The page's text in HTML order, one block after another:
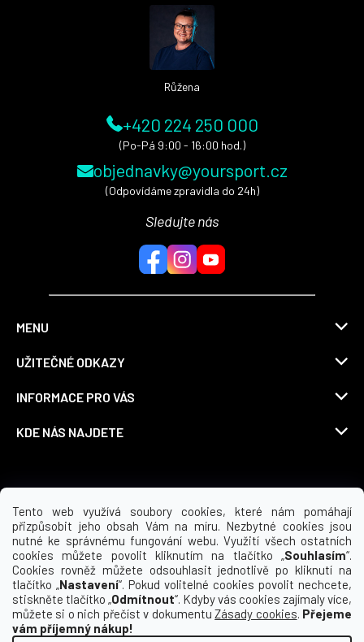
Tento web využívá soubory cookies, které nám pomáhají
přizpůsobit jeho obsah Vám na míru. Nezbytné cookies jsou
nutné ke správnému fungování webu. Využití všech ostatních
cookies můžete povolit kliknutím na tlačítko „Souhlasím“.
Cookies rovněž můžete odsouhlasit jednotlivě po kliknutí na
tlačítko „Nastavení“. Pokud volitelné cookies povolit nechcete,
stiskněte tlačítko „Odmítnout“. Kdyby vás cookies zajímaly více,
můžete si o nich přečíst v dokumentuZásady cookies. Přejeme
vám příjemný nákup!
Růžena
+420 224 250 000
(Po-Pá 9:00 - 16:00 hod.)
objednavky@yoursport.cz
(Odpovídáme zpravidla do 24h)
Sledujte nás
MENU
UŽITEČNÉ ODKAZY
INFORMACE PRO VÁS
KDE NÁS NAJDETE
Možnosti dopravy